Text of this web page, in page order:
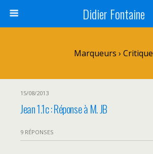
Didier Fontaine
Marqueurs › Critique
15/08/2013
Jean 1.1c : Réponse à M. JB
9 RÉPONSES